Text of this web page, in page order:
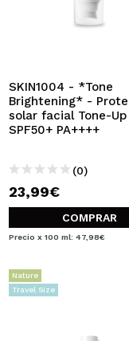
SKIN1004 - *Tone
Brightening* -
solar facial Tone-Up
SPF50+ PA++++
(0)
23,99€
COMPRAR
Precio x 100 ml: 47,98€
Nature
Travel Size